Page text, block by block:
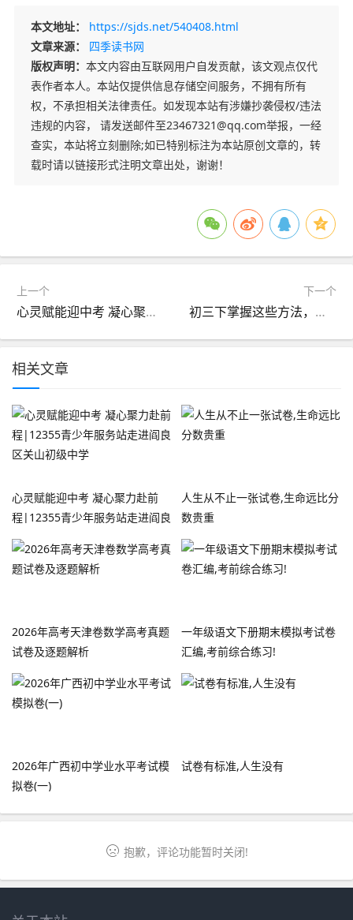
本文地址：
https://sjds.net/540408.html
文章来源：
四季读书网
版权声明： 本文内容由互联网用户自发贡献，该文观点仅代
表作者本人。本站仅提供信息存储空间服务，不拥有所有
权，不承担相关法律责任。如发现本站有涉嫌抄袭侵权/违法
违规的内容， 请发送邮件至23467321@qq.com举报，一经
查实，本站将立刻删除;如已特别标注为本站原创文章的，转
载时请以链接形式注明文章出处，谢谢！
上一个
心灵赋能迎中考 凝心聚力赴前程|12355青少年服务站走进阎良区关山初级中学
下一个
初三下掌握这些方法，直接逆袭中考！
相关文章
心灵赋能迎中考 凝心聚力赴前
程|12355青少年服务站走进阎良
区关山初级中学
人生从不止一张试卷,生命远比分
数贵重
2026年高考天津卷数学高考真题
试卷及逐题解析
一年级语文下册期末模拟考试卷
汇编,考前综合练习!
2026年广西初中学业水平考试模
拟卷(一)
试卷有标准,人生没有
抱歉，评论功能暂时关闭!